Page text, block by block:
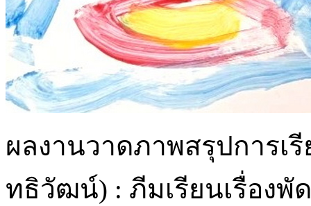
ผลงานวาดภาพสรุปการเ
ทธิวัฒน์) : ภีมเรียนเรื่องพั